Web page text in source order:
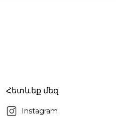
Հետևեք մեզ
Instagram